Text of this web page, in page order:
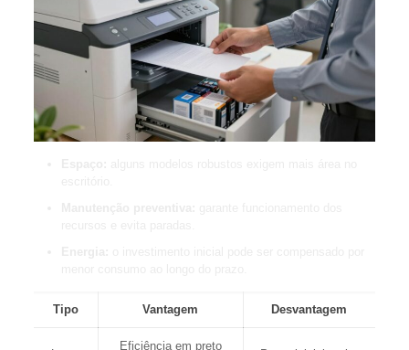
Tipo Vantagem Desvantagem
Eficiência em preto